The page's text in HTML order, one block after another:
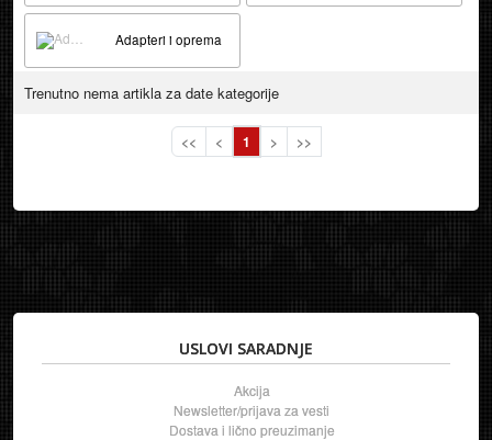
Adapteri i oprema
Trenutno nema artikla za date kategorije
<< < 1 > >>
USLOVI SARADNJE
Akcija
Newsletter/prijava za vesti
Dostava i lično preuzimanje